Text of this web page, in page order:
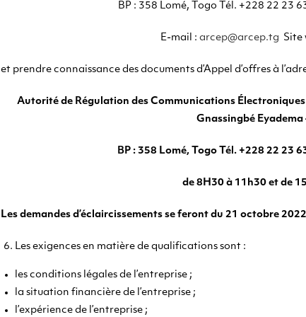
BP : 358 Lomé, Togo Tél. +228 22 23
E-mail : arcep@arcep.tg Site
et prendre connaissance des documents d’Appel d’offres à
Autorité de Régulation des Communications
Gnassingbé Eyadema
BP : 358 Lomé, Togo Tél. +228 22 23
de 8H30 à 11h30 et de
Les demandes d’éclaircissements se feront du 21 octobre
Les exigences en matière de qualifications sont :
les conditions légales de l’entreprise ;
la situation financière de l’entreprise ;
l’expérience de l’entreprise ;